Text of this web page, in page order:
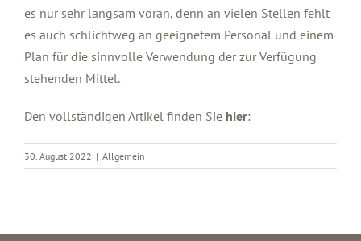
es nur sehr langsam voran, denn an vielen Stellen fehlt
es auch schlichtweg an geeignetem Personal und einem
Plan für die sinnvolle Verwendung der zur Verfügung
stehenden Mittel.
Den vollständigen Artikel finden Sie hier:
30. August 2022 | Allgemein